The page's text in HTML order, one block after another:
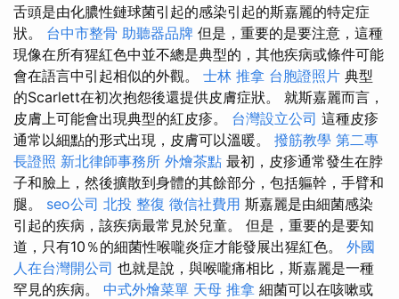
舌頭是由化膿性鏈球菌引起的感染引起的斯嘉麗的特定症
狀。 台中市整骨 助聽器品牌 但是，重要的是要注意，這種
現像在所有猩紅色中並不總是典型的，其他疾病或條件可能
會在語言中引起相似的外觀。 士林 推拿 台胞證照片 典型
的Scarlett在初次抱怨後還提供皮膚症狀。 就斯嘉麗而言，
皮膚上可能會出現典型的紅皮疹。 台灣設立公司 這種皮疹
通常以細點的形式出現，皮膚可以溫暖。 撥筋教學 第二專
長證照 新北律師事務所 外燴茶點 最初，皮疹通常發生在脖
子和臉上，然後擴散到身體的其餘部分，包括軀幹，手臂和
腿。 seo公司 北投 整復 徵信社費用 斯嘉麗是由細菌感染
引起的疾病，該疾病最常見於兒童。 但是，重要的是要知
道，只有10％的細菌性喉嚨炎症才能發展出猩紅色。 外國
人在台灣開公司 也就是說，與喉嚨痛相比，斯嘉麗是一種
罕見的疾病。 中式外燴菜單 天母 推拿 細菌可以在咳嗽或